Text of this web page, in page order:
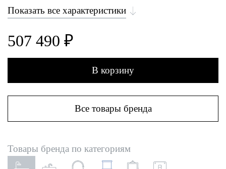
Показать все характеристики
507 490 ₽
В корзину
Все товары бренда
Товары бренда по категориям